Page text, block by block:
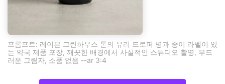
프롬프트: 레이븐 그린하우스 톤의 유리 드로퍼 병과 종이 라벨이 있
는 약국 제품 포장, 깨끗한 배경에서 사실적인 스튜디오 촬영, 부드
러운 그림자, 소품 없음 --ar 3:4